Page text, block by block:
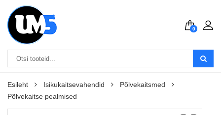
0
Esileht Isikukaitsevahendid
Põlvekaitsmed
Põlvekaitse pealmised